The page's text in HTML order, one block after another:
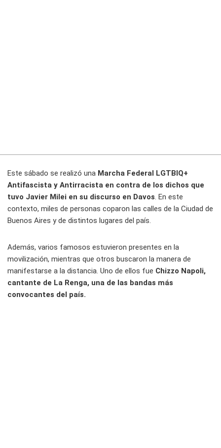
Este sábado se realizó una Marcha Federal LGTBIQ+
Antifascista y Antirracista en contra de los dichos que
tuvo Javier Milei en su discurso en Davos. En este
contexto, miles de personas coparon las calles de la Ciudad de
Buenos Aires y de distintos lugares del país.
Además, varios famosos estuvieron presentes en la
movilización, mientras que otros buscaron la manera de
manifestarse a la distancia. Uno de ellos fue Chizzo Napoli,
cantante de La Renga, una de las bandas más
convocantes del país.